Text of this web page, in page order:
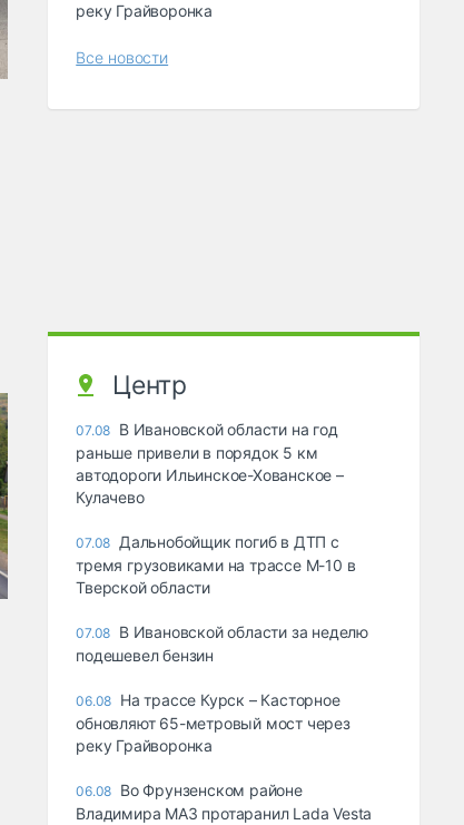
реку Грайворонка
Все новости
Центр
07.08 В Ивановской области на год
раньше привели в порядок 5 км
автодороги Ильинское-Хованское –
Кулачево
07.08 Дальнобойщик погиб в ДТП с
тремя грузовиками на трассе М-10 в
Тверской области
07.08 В Ивановской области за неделю
подешевел бензин
06.08 На трассе Курск – Касторное
обновляют 65-метровый мост через
реку Грайворонка
06.08 Во Фрунзенском районе
Владимира МАЗ протаранил Lada Vesta